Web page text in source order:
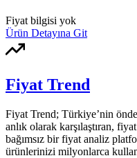
Fiyat bilgisi yok
Ürün Detayına Git
Fiyat Trend
Fiyat Trend; Türkiye’nin
anlık olarak karşılaştıran,
bağımsız bir fiyat analiz
ürünlerinizi milyonlarca